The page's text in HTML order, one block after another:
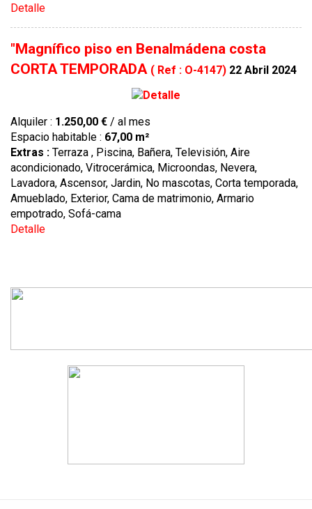
Detalle
"Magnífico piso en Benalmádena costa
CORTA TEMPORADA ( Ref : O-4147) 22 Abril 2024
Alquiler : 1.250,00 € / al mes
Espacio habitable : 67,00 m²
Extras : Terraza , Piscina, Bañera, Televisión, Aire
acondicionado, Vitrocerámica, Microondas, Nevera,
Lavadora, Ascensor, Jardin, No mascotas, Corta temporada,
Amueblado, Exterior, Cama de matrimonio, Armario
empotrado, Sofá-cama
Detalle